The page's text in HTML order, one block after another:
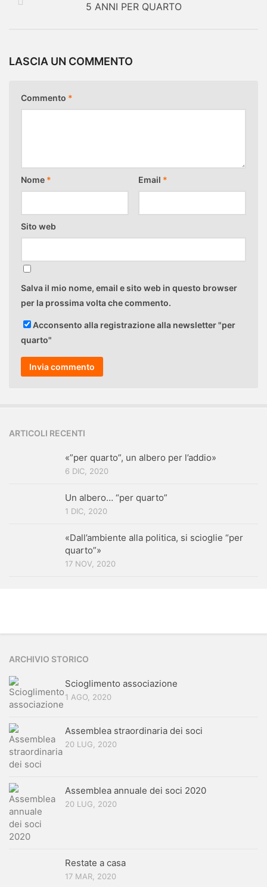
5 ANNI PER QUARTO
LASCIA UN COMMENTO
Commento *
Nome * Email *
Sito web
Salva il mio nome, email e sito web in questo browser
per la prossima volta che commento.
Acconsento alla registrazione alla newsletter "per
quarto"
ARTICOLI RECENTI
«”per quarto”, un albero per l’addio»
6 DIC, 2020
Un albero… “per quarto”
1 DIC, 2020
«Dall’ambiente alla politica, si scioglie “per
quarto”»
17 NOV, 2020
ARCHIVIO STORICO
Scioglimento associazione
1 AGO, 2020
Assemblea straordinaria dei soci
20 LUG, 2020
Assemblea annuale dei soci 2020
20 LUG, 2020
Restate a casa
17 MAR, 2020